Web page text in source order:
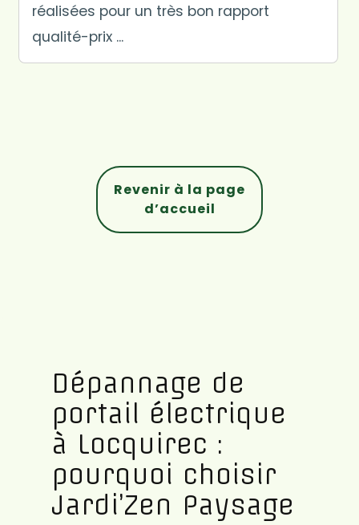
conseil, très pro. Je recommande
vivement...
Revenir à la page
d’accueil
Dépannage de
portail électrique
à Locquirec :
pourquoi choisir
Jardi’Zen Paysage